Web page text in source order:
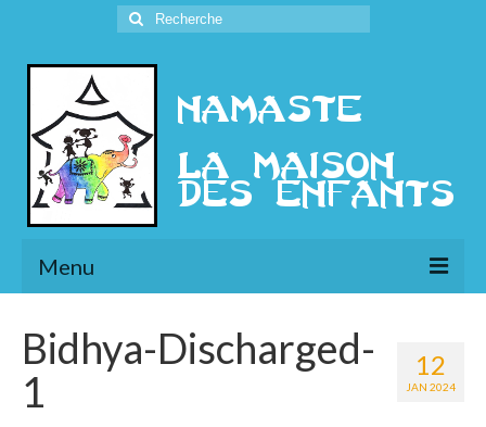
Rechercher
:
Menu
Présentation 12
JAN 2024
Bidhya-Discharged-
1